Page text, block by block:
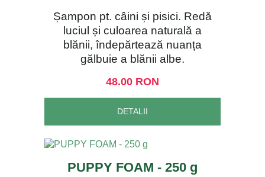
Șampon pt. câini și pisici. Redă
luciul și culoarea naturală a
blănii, îndepărtează nuanța
gălbuie a blănii albe.
48.00 RON
DETALII
PUPPY FOAM - 250 g